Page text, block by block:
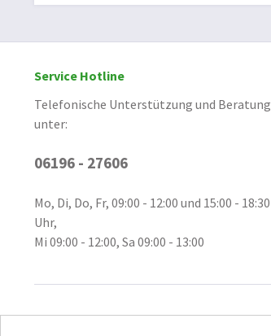
Service Hotline
Telefonische Unterstützung und Beratung
unter:
06196 - 27606
Mo, Di, Do, Fr, 09:00 - 12:00 und 15:00 - 18:30
Uhr,
Mi 09:00 - 12:00, Sa 09:00 - 13:00